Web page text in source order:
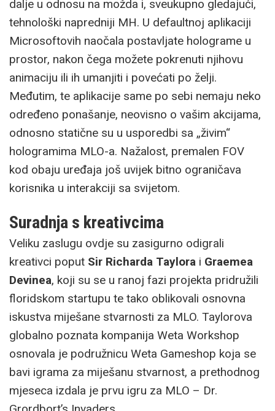
dalje u odnosu na možda i, sveukupno gledajući,
tehnološki napredniji MH. U defaultnoj aplikaciji
Microsoftovih naočala postavljate holograme u
prostor, nakon čega možete pokrenuti njihovu
animaciju ili ih umanjiti i povećati po želji.
Međutim, te aplikacije same po sebi nemaju neko
određeno ponašanje, neovisno o vašim akcijama,
odnosno statične su u usporedbi sa „živim“
hologramima MLO-a. Nažalost, premalen FOV
kod obaju uređaja još uvijek bitno ograničava
korisnika u interakciji sa svijetom.
Suradnja s kreativcima
Veliku zaslugu ovdje su zasigurno odigrali
kreativci poput Sir Richarda Taylora i Graemea
Devinea, koji su se u ranoj fazi projekta pridružili
floridskom startupu te tako oblikovali osnovna
iskustva miješane stvarnosti za MLO. Taylorova
globalno poznata kompanija Weta Workshop
osnovala je podružnicu Weta Gameshop koja se
bavi igrama za miješanu stvarnost, a prethodnog
mjeseca izdala je prvu igru za MLO – Dr.